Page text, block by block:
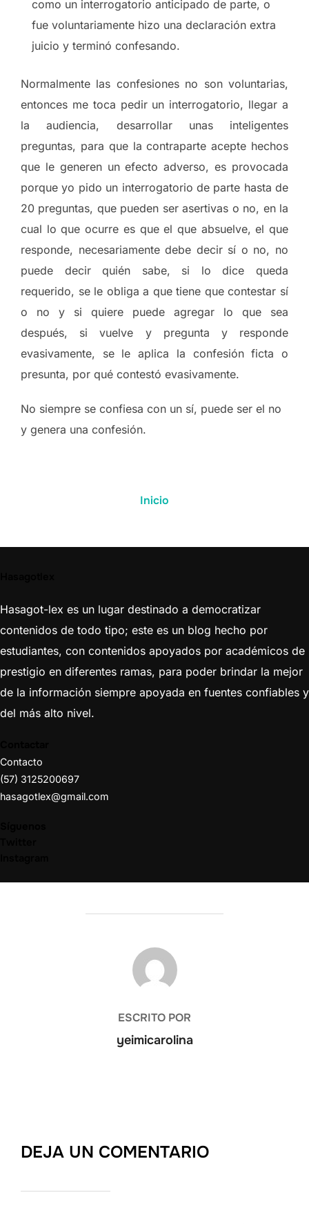
como un interrogatorio anticipado de parte, o
fue voluntariamente hizo una declaración extra
juicio y terminó confesando.
Normalmente las confesiones no son voluntarias,
entonces me toca pedir un interrogatorio, llegar a
la audiencia, desarrollar unas inteligentes
preguntas, para que la contraparte acepte hechos
que le generen un efecto adverso, es provocada
porque yo pido un interrogatorio de parte hasta de
20 preguntas, que pueden ser asertivas o no, en la
cual lo que ocurre es que el que absuelve, el que
responde, necesariamente debe decir sí o no, no
puede decir quién sabe, si lo dice queda
requerido, se le obliga a que tiene que contestar sí
o no y si quiere puede agregar lo que sea
después, si vuelve y pregunta y responde
evasivamente, se le aplica la confesión ficta o
presunta, por qué contestó evasivamente.
No siempre se confiesa con un sí, puede ser el no
y genera una confesión.
Inicio
Hasagot-lex es un lugar destinado a democratizar
contenidos de todo tipo; este es un blog hecho por
estudiantes, con contenidos apoyados por académicos de
prestigio en diferentes ramas, para poder brindar la mejor
de la información siempre apoyada en fuentes confiables y
del más alto nivel.
Contacto
(57) 3125200697
hasagotlex@gmail.com
AUTOR DE LA ENTRADA
ESCRITO POR
yeimicarolina
DEJA UN COMENTARIO